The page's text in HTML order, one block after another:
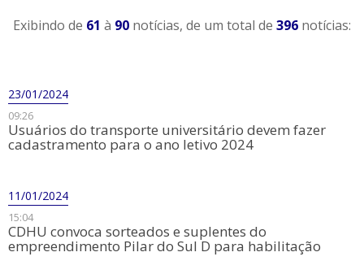
Exibindo de 61 à 90 notícias, de um total de 396 notícias:
23/01/2024
09:26
Usuários do transporte universitário devem fazer
cadastramento para o ano letivo 2024
11/01/2024
15:04
CDHU convoca sorteados e suplentes do
empreendimento Pilar do Sul D para habilitação